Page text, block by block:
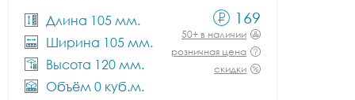
Длина 105 мм.
Ширина 105 мм.
Высота 120 мм.
Объём 0 куб.м.
169
50+ в наличии
розничная цена
скидки